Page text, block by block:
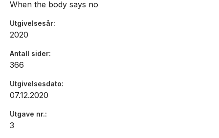
When the body says no
Utgivelsesår
2020
Antall sider
366
Utgivelsesdato
07.12.2020
Utgave nr.
3